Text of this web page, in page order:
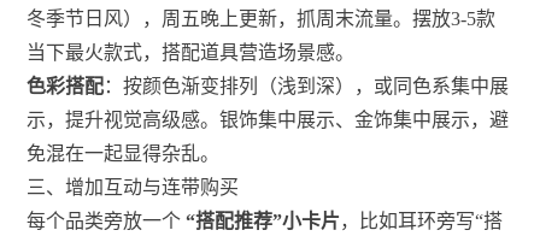
冬季节日风），周五晚上更新，抓周末流量。摆放3-5款
当下最火款式，搭配道具营造场景感。
色彩搭配：按颜色渐变排列（浅到深），或同色系集中展
示，提升视觉高级感。银饰集中展示、金饰集中展示，避
免混在一起显得杂乱。
三、增加互动与连带购买
每个品类旁放一个“搭配推荐”小卡片，比如耳环旁写“搭